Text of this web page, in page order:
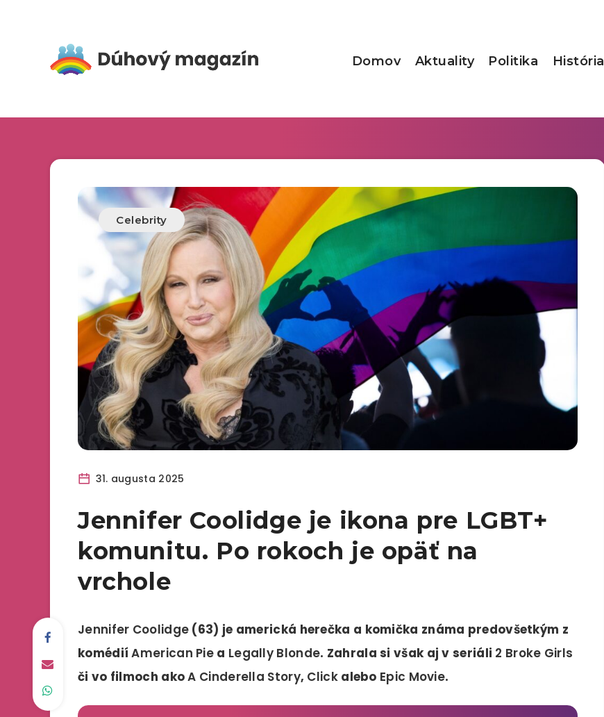
Domov Aktuality Politika História
Celebrity
31. augusta 2025
Jennifer Coolidge je ikona pre LGBT+
komunitu. Po rokoch je opäť na
vrchole
Jennifer Coolidge (63) je americká herečka a komička známa predovšetkým z
komédiíAmerican Pie a Legally Blonde. Zahrala si však aj v seriáli 2 Broke Girls
či vo filmoch akoA Cinderella Story, Clickalebo Epic Movie.